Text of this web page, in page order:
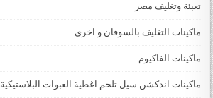
تعبئة وتغليف مصر
ماكينات التغليف بالسوفان و اخري
ماكينات الفاكيوم
ماكينات اندكشن سيل تلحم اغطية العبوات البلاستيكية